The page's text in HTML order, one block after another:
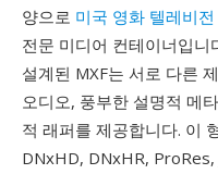
양으로 미국 영화 텔레비
전문 미디어 컨테이너입니
설계된 MXF는 서로 다른
오디오, 풍부한 설명적 메
적 래퍼를 제공합니다. 이
DNxHD, DNxHR, ProRes,